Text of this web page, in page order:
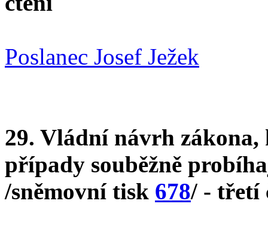
Poslanec Josef Ježek
29. Vládní návrh
případy souběžně
/sněmovní tisk 678/ - třetí